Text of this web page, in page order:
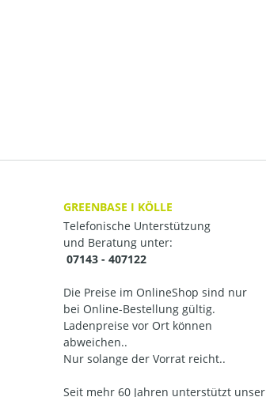
GREENBASE I KÖLLE
Telefonische Unterstützung
und Beratung unter:
07143 - 407122
Die Preise im OnlineShop sind nur
bei Online-Bestellung gültig.
Ladenpreise vor Ort können
abweichen..
Nur solange der Vorrat reicht..
Seit mehr 60 Jahren unterstützt unser